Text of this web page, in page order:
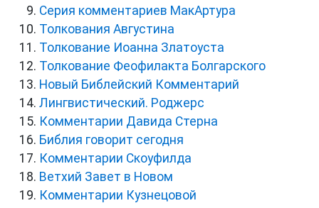
Серия комментариев МакАртура
Толкования Августина
Толкование Иоанна Златоуста
Толкование Феофилакта Болгарского
Новый Библейский Комментарий
Лингвистический. Роджерс
Комментарии Давида Стерна
Библия говорит сегодня
Комментарии Скоуфилда
Ветхий Завет в Новом
Комментарии Кузнецовой